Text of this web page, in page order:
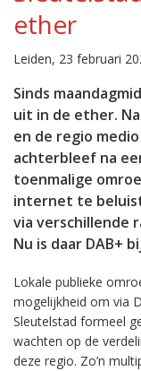
ether
Leiden, 23 februari
Sinds
uit in de ether.
en de regio
achterbleef na
toenmalige
internet te
via verschillende
Nu is daar DAB+
Lokale publieke
mogelijkheid om via
Sleutelstad formeel
wachten op de
deze regio. Zo’n